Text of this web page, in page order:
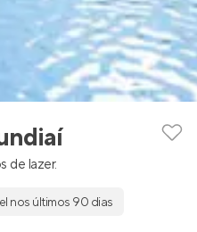
de lazer.
nos últimos 90 dias